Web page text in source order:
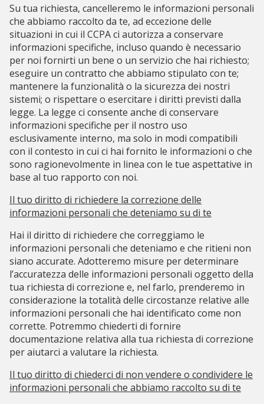
Su tua richiesta, cancelleremo le informazioni personali
che abbiamo raccolto da te, ad eccezione delle
situazioni in cui il CCPA ci autorizza a conservare
informazioni specifiche, incluso quando è necessario
per noi fornirti un bene o un servizio che hai richiesto;
eseguire un contratto che abbiamo stipulato con te;
mantenere la funzionalità o la sicurezza dei nostri
sistemi; o rispettare o esercitare i diritti previsti dalla
legge. La legge ci consente anche di conservare
informazioni specifiche per il nostro uso
esclusivamente interno, ma solo in modi compatibili
con il contesto in cui ci hai fornito le informazioni o che
sono ragionevolmente in linea con le tue aspettative in
base al tuo rapporto con noi.
Il tuo diritto di richiedere la correzione delle
informazioni personali che deteniamo su di te
Hai il diritto di richiedere che correggiamo le
informazioni personali che deteniamo e che ritieni non
siano accurate. Adotteremo misure per determinare
l’accuratezza delle informazioni personali oggetto della
tua richiesta di correzione e, nel farlo, prenderemo in
considerazione la totalità delle circostanze relative alle
informazioni personali che hai identificato come non
corrette. Potremmo chiederti di fornire
documentazione relativa alla tua richiesta di correzione
per aiutarci a valutare la richiesta.
Il tuo diritto di chiederci di non vendere o condividere le
informazioni personali che abbiamo raccolto su di te